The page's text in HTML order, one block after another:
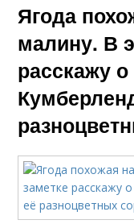
Ягода
малину. В
расскажу